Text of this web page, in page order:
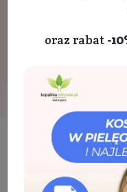
oraz rabat -